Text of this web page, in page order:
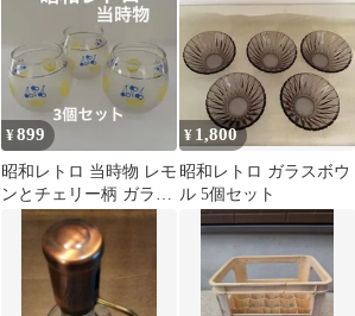
¥899
昭和レトロ 当時物 レモ
ンとチェリー柄 ガラス
コップ 3客セット
¥ 1,800
昭和レトロ ガラスボウ
ル 5個セット